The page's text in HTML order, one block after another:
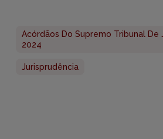
Acórdãos Do Supremo Tribunal De
2024
Jurisprudência